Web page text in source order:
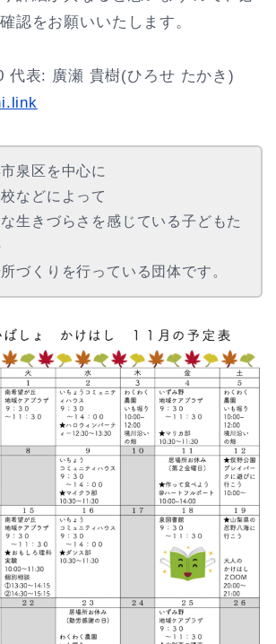
認をお願いいたします。
代表: 廣瀬 貴樹(ひろせ たかき)
泉区を中心に
などによって
生きづらさを感じている子どもた
づくりを行っている団体です。